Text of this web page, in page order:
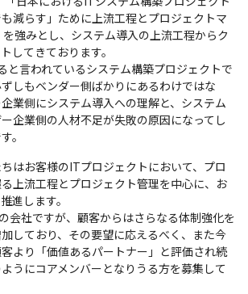
減らす」ために上流工程とプロジェクトマ
強みとし、システム導入の上流工程からク
してきております。
と言われているシステム構築プロジェクトで
しもベンダー側ばかりにあるわけではな
業側にシステム導入への理解と、システム
企業側の人材不足が失敗の原因になってし
。
はお客様のITプロジェクトにおいて、プロ
上流工程とプロジェクト管理を中心に、お
進します。
会社ですが、顧客からはさらなる体制強化を
しており、その要望に応えるべく、また今
より「価値あるパートナー」と評価され続
うにコアメンバーとなりうる方を募集して